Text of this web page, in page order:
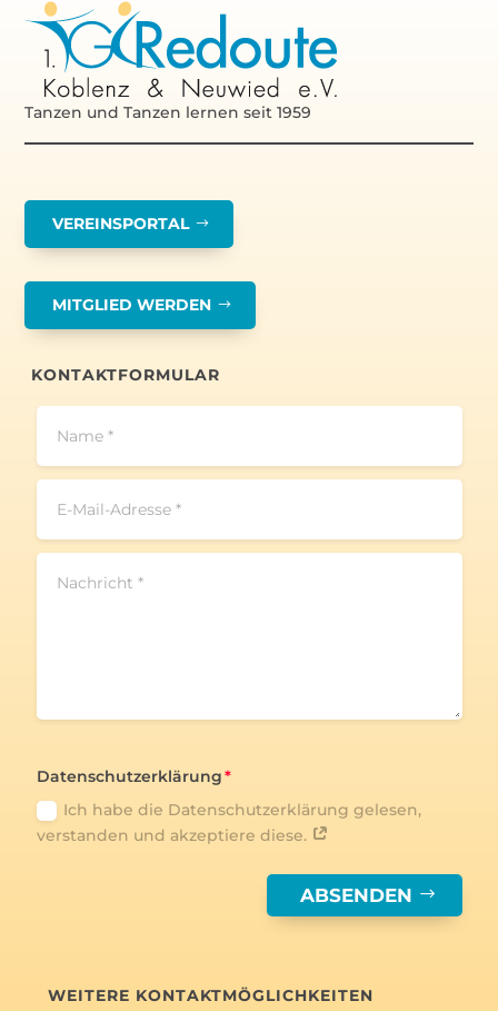
Tanzen und Tanzen lernen seit 1959
VEREINSPORTAL
MITGLIED WERDEN
KONTAKTFORMULAR
Datenschutzerklärung
Ich habe die Datenschutzerklärung gelesen,
verstanden und akzeptiere diese.
ABSENDEN
WEITERE KONTAKTMÖGLICHKEITEN